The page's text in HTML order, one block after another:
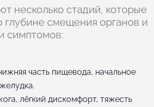
несколько стадий, которые
глубине смещения органов и
симптомов:
часть пищевода, начальное
лёгкий дискомфорт, тяжесть